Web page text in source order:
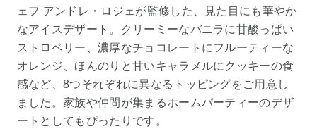
ェフ アンドレ・ロジェが監修した、見た目にも華やか
なアイスデザート。クリーミーなバニラに甘酸っぱい
ストロベリー、濃厚なチョコレートにフルーティーな
オレンジ、ほんのりと甘いキャラメルにクッキーの食
感など、8つそれぞれに異なるトッピングをご用意し
ました。家族や仲間が集まるホームパーティーのデザ
ートとしてもぴったりです。